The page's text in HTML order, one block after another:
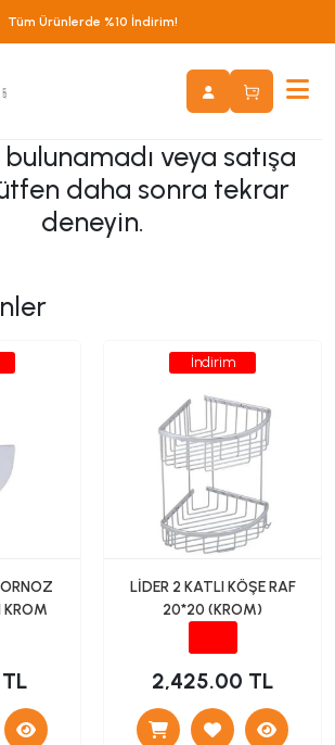
Tüm Ürünlerde %10 İndirim!
veya satışa
daha sonra tekrar
deneyin.
KROM
İndirim
LİDER 2 KATLI KÖŞE RAF
20*20 (KROM)
2,425.00 TL